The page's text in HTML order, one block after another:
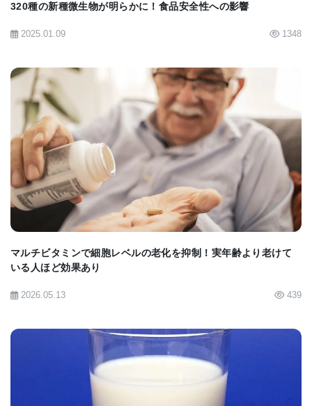
320種の新種微生物が明らかに！食品安全性への影響
2025.01.09 1348
BIOMARKET JP
マルチビタミンで細胞レベルの老化を抑制！実年齢より老けて
いる人ほど効果あり
2026.05.13 439